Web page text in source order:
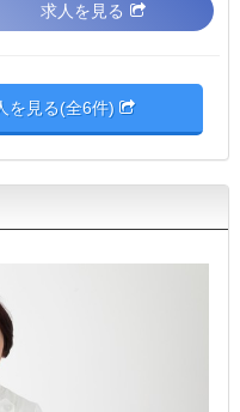
求人を見る
を見る(全6件)